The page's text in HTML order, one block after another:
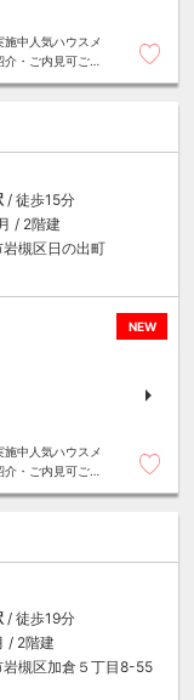
中人気ハウスメ
・ご内見可ご予
/ 徒歩15分
/ 2階建
槻区日の出町
NEW
中人気ハウスメ
・ご内見可ご予
/ 徒歩19分
/ 2階建
槻区加倉５丁目8-55